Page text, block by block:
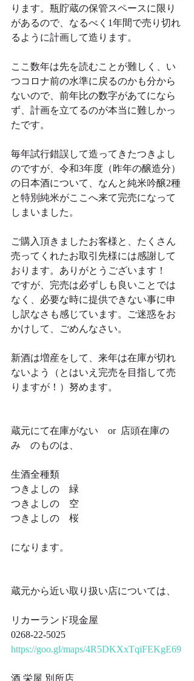
ります。瓶貯蔵の保管スペースに限り
があるので、なるべく1年間で売り切れ
るように計画して造ります。
ここ数年は先を読むことが難しく、い
つコロナ前の水準に戻るのかも分から
ないので、前年比の数字があてになら
ず、計画を立てるのが本当に難しかっ
たです。
毎年試行錯誤して造ってきたつきよし
のですが、令和3年度（昨年の醸造分）
の日本酒について、なんと純米吟醸2種
と特別純米がここへ来て完売になって
しまいました。
ご購入頂きましたお客様と、たくさん
売ってくれたお取引先様には感謝して
おります。ありがとうございます！
ですが、完売は必ずしも良いことでは
なく、必要な時に提供できない事に申
し訳なさも感じています。ご迷惑をお
かけして、ごめんなさい。
新酒は増産をして、来年は在庫が切れ
ないよう（とはいえ完売を目指して売
りますが！）努めます。
蔵元にて在庫がない　or  店頭在庫の
み　のものは、
生酒全種類
つきよしの　緑
つきよしの　空
つきよしの　桜
になります。
蔵元から近い取り扱い店については、
リカーランド現金屋
0268-22-5025
https://goo.gl/maps/4R5DKXxTqiFEKgE69
酒 栄屋 別所店